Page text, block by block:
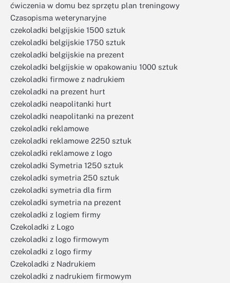
ćwiczenia w domu bez sprzętu plan treningowy
Czasopisma weterynaryjne
czekoladki belgijskie 1500 sztuk
czekoladki belgijskie 1750 sztuk
czekoladki belgijskie na prezent
czekoladki belgijskie w opakowaniu 1000 sztuk
czekoladki firmowe z nadrukiem
czekoladki na prezent hurt
czekoladki neapolitanki hurt
czekoladki neapolitanki na prezent
czekoladki reklamowe
czekoladki reklamowe 2250 sztuk
czekoladki reklamowe z logo
czekoladki Symetria 1250 sztuk
czekoladki symetria 250 sztuk
czekoladki symetria dla firm
czekoladki symetria na prezent
czekoladki z logiem firmy
Czekoladki z Logo
czekoladki z logo firmowym
czekoladki z logo firmy
Czekoladki z Nadrukiem
czekoladki z nadrukiem firmowym